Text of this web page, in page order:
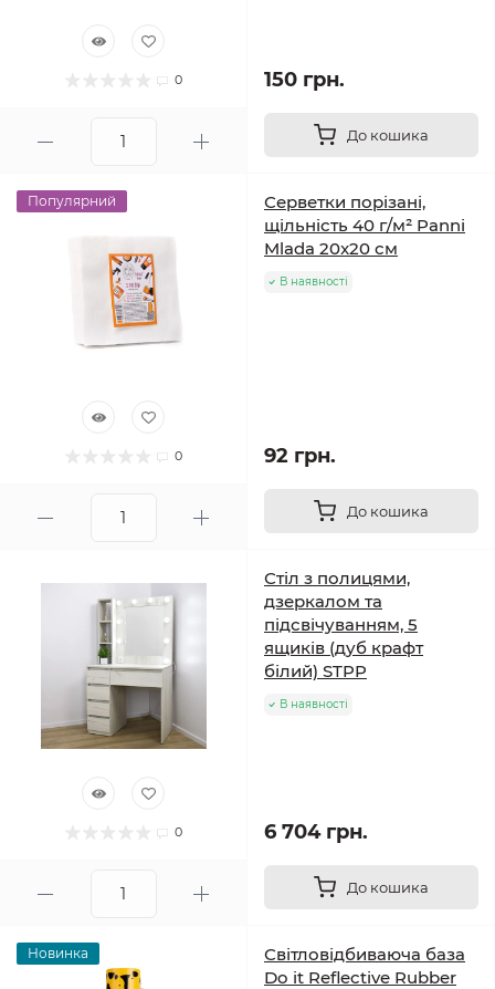
0 150 грн.
До кошика
Популярний
0
Серветки порізані,
щільність 40 г/м² Panni
Mlada 20x20 см
В наявності
92 грн.
До кошика
0
Стіл з полицями,
дзеркалом та
підсвічуванням, 5
ящиків (дуб крафт
білий) STPP
В наявності
6 704 грн.
До кошика
Новинка
Світловідбиваюча база
Do it Reflective Rubber